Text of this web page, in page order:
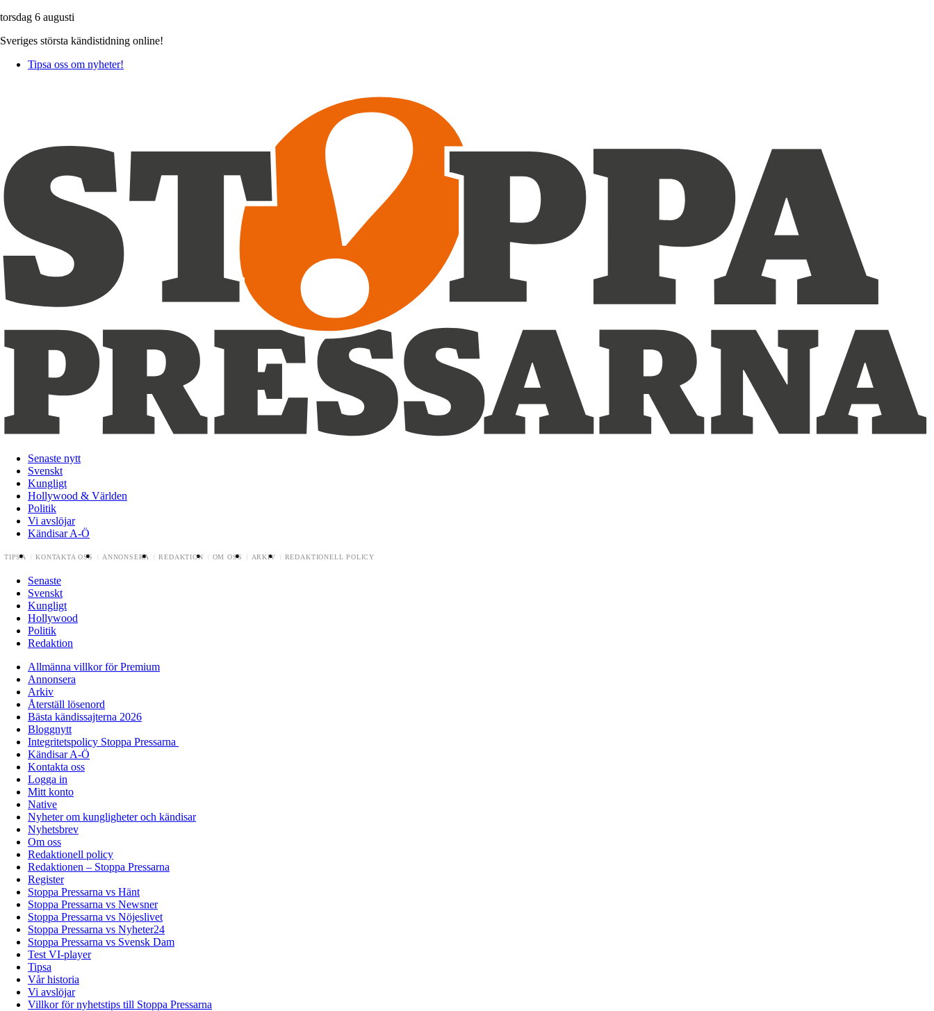
torsdag 6 augusti
Sveriges största kändistidning online!
Tipsa oss om nyheter!
Senaste nytt
Svenskt
Kungligt
Hollywood & Världen
Politik
Vi avslöjar
Kändisar A-Ö
TIPSA KONTAKTA OSS ANNONSERA REDAKTION OM OSS ARKIV REDAKTIONELL POLICY
Senaste
Svenskt
Kungligt
Hollywood
Politik
Redaktion
Allmänna villkor för Premium
Annonsera
Arkiv
Återställ lösenord
Bästa kändissajterna 2026
Bloggnytt
Integritetspolicy Stoppa Pressarna
Kändisar A-Ö
Kontakta oss
Logga in
Mitt konto
Native
Nyheter om kungligheter och kändisar
Nyhetsbrev
Om oss
Redaktionell policy
Redaktionen – Stoppa Pressarna
Register
Stoppa Pressarna vs Hänt
Stoppa Pressarna vs Newsner
Stoppa Pressarna vs Nöjeslivet
Stoppa Pressarna vs Nyheter24
Stoppa Pressarna vs Svensk Dam
Test VI-player
Tipsa
Vår historia
Vi avslöjar
Villkor för nyhetstips till Stoppa Pressarna